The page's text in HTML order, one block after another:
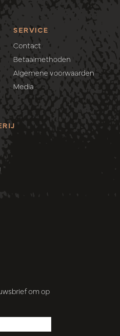
SERVICE
Contact
Betaalmethoden
Algemene voorwaarden
Media
om op